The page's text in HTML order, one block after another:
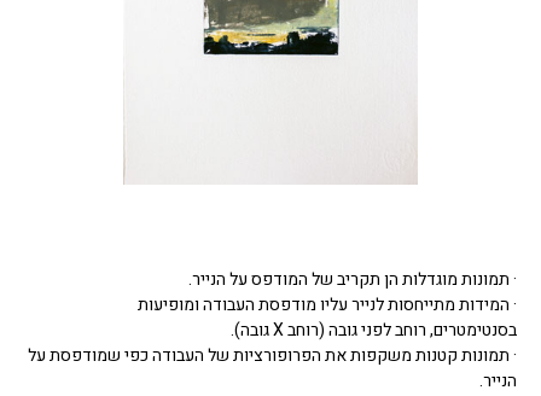
· תמונות מוגדלות הן תקריב של המודפס על הנייר.
· המידות מתייחסות לנייר עליו מודפסת העבודה ומופיעות
בסנטימטרים, רוחב לפני גובה (רוחב X גובה).
· תמונות קטנות משקפות את הפרופורציות של העבודה כפי שמודפסת על
הנייר.